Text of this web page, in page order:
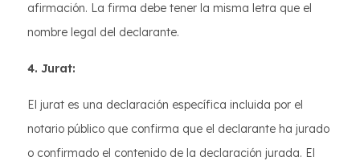
afirmación. La firma debe tener la misma letra que el
nombre legal del declarante.
4. Jurat:
El jurat es una declaración específica incluida por el
notario público que confirma que el declarante ha jurado
o confirmado el contenido de la declaración jurada. El